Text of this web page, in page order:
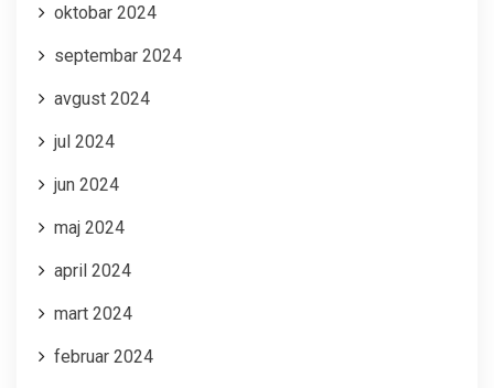
oktobar 2024
septembar 2024
avgust 2024
jul 2024
jun 2024
maj 2024
april 2024
mart 2024
februar 2024